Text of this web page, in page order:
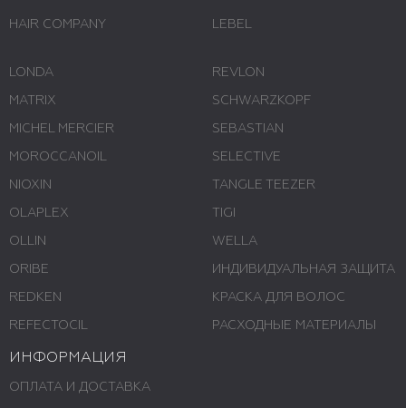
HAIR COMPANY LEBEL
LONDA
MATRIX
MICHEL MERCIER
MOROCCANOIL
NIOXIN
OLAPLEX
OLLIN
ORIBE
REDKEN
REFECTOCIL
REVLON
SCHWARZKOPF
SEBASTIAN
SELECTIVE
TANGLE TEEZER
TIGI
WELLA
ИНДИВИДУАЛЬНАЯ ЗАЩИТА
КРАСКА ДЛЯ ВОЛОС
РАСХОДНЫЕ МАТЕРИАЛЫ
ИНФОРМАЦИЯ
ОПЛАТА И ДОСТАВКА